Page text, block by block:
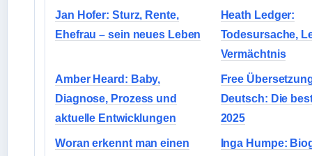
Jan Hofer: Sturz, Rente,
Ehefrau – sein neues Leben
Heath Ledger:
Todesursache,
Vermächtnis
Amber Heard: Baby,
Diagnose, Prozess und
aktuelle Entwicklungen
Free
Deutsch: Die
2025
Woran erkennt man einen
Inga Humpe: